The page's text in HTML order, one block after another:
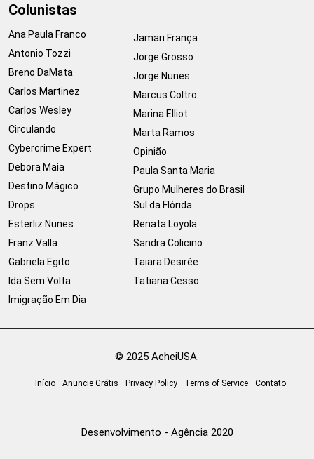
Colunistas
Ana Paula Franco
Antonio Tozzi
Breno DaMata
Carlos Martinez
Carlos Wesley
Circulando
Cybercrime Expert
Debora Maia
Destino Mágico
Drops
Esterliz Nunes
Franz Valla
Gabriela Egito
Ida Sem Volta
Imigração Em Dia
Jamari França
Jorge Grosso
Jorge Nunes
Marcus Coltro
Marina Elliot
Marta Ramos
Opinião
Paula Santa Maria
Grupo Mulheres do Brasil
Sul da Flórida
Renata Loyola
Sandra Colicino
Taiara Desirée
Tatiana Cesso
© 2025 AcheiUSA.
Início Anuncie Grátis Privacy Policy Terms of Service Contato
Desenvolvimento - Agência 2020